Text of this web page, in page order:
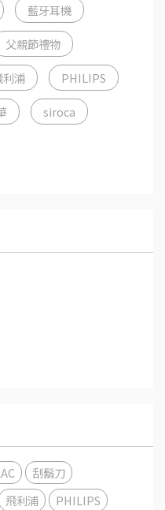
藍牙耳機
父親節禮物
利浦 PHILIPS
siroca
刮鬍刀
飛利浦
PHILIPS